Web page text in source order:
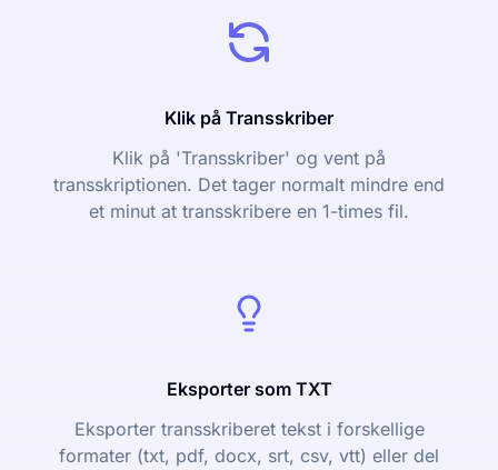
Klik på Transskriber
Klik på 'Transskriber' og vent på
transskriptionen. Det tager normalt mindre end
et minut at transskribere en 1-times fil.
Eksporter som TXT
Eksporter transskriberet tekst i forskellige
formater (txt, pdf, docx, srt, csv, vtt) eller del